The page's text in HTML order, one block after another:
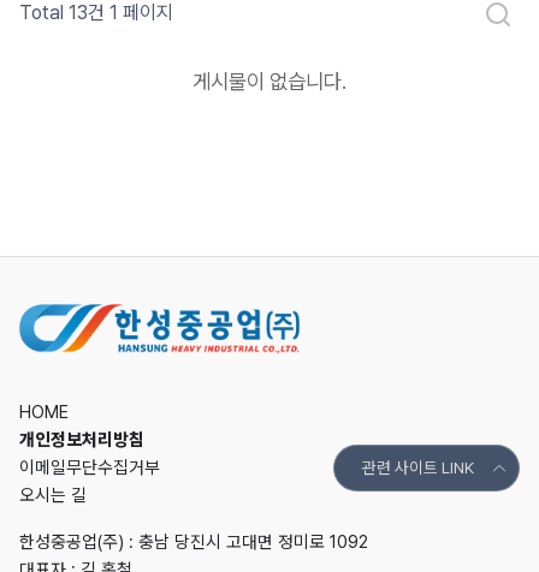
Total 13건 1 페이지
게시물이 없습니다.
관련 사이트 LINK
HOME
개인정보처리방침
이메일무단수집거부
오시는 길
한성중공업(주) : 충남 당진시 고대면 정미로 1092